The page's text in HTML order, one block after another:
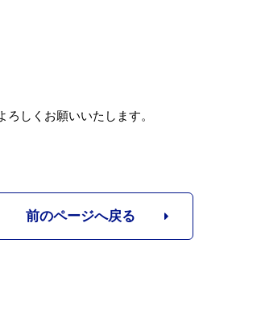
しくお願いいたします。
前のページへ戻る